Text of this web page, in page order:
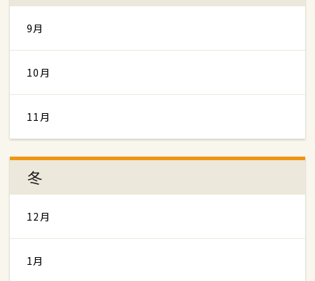
9月
10月
11月
冬
12月
1月